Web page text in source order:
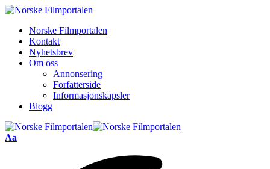
Norske Filmportalen
Kontakt
Nyhetsbrev
Om oss
Annonsering
Forfatterside
Informasjonskapsler
Blogg
Font
Aa